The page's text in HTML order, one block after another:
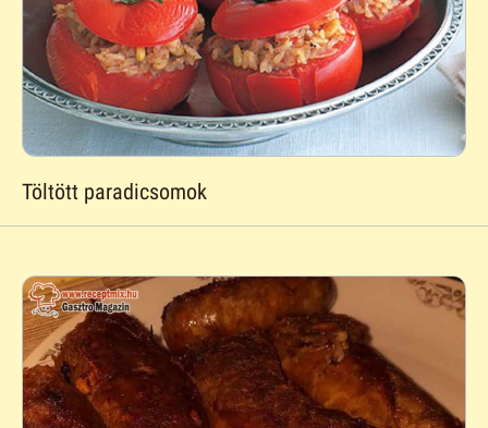
Töltött paradicsomok